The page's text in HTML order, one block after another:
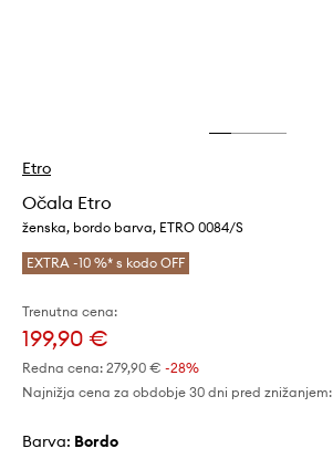
Etro
Očala Etro
ženska, bordo barva, ETRO 0084/S
EXTRA -10 %* s kodo OFF
Trenutna cena:
199,90 €
Redna cena: 279,90 € -28%
Najnižja cena za obdobje 30 dni pred znižanjem:
Barva: bordo